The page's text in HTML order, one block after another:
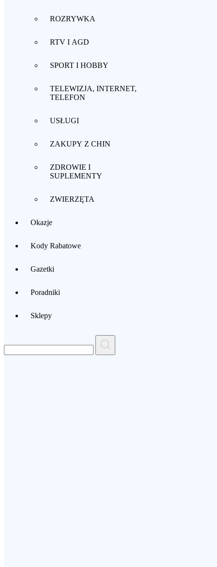
ROZRYWKA
RTV I AGD
SPORT I HOBBY
TELEWIZJA, INTERNET,
TELEFON
USŁUGI
ZAKUPY Z CHIN
ZDROWIE I
SUPLEMENTY
ZWIERZĘTA
Okazje
Kody Rabatowe
Gazetki
Poradniki
Sklepy